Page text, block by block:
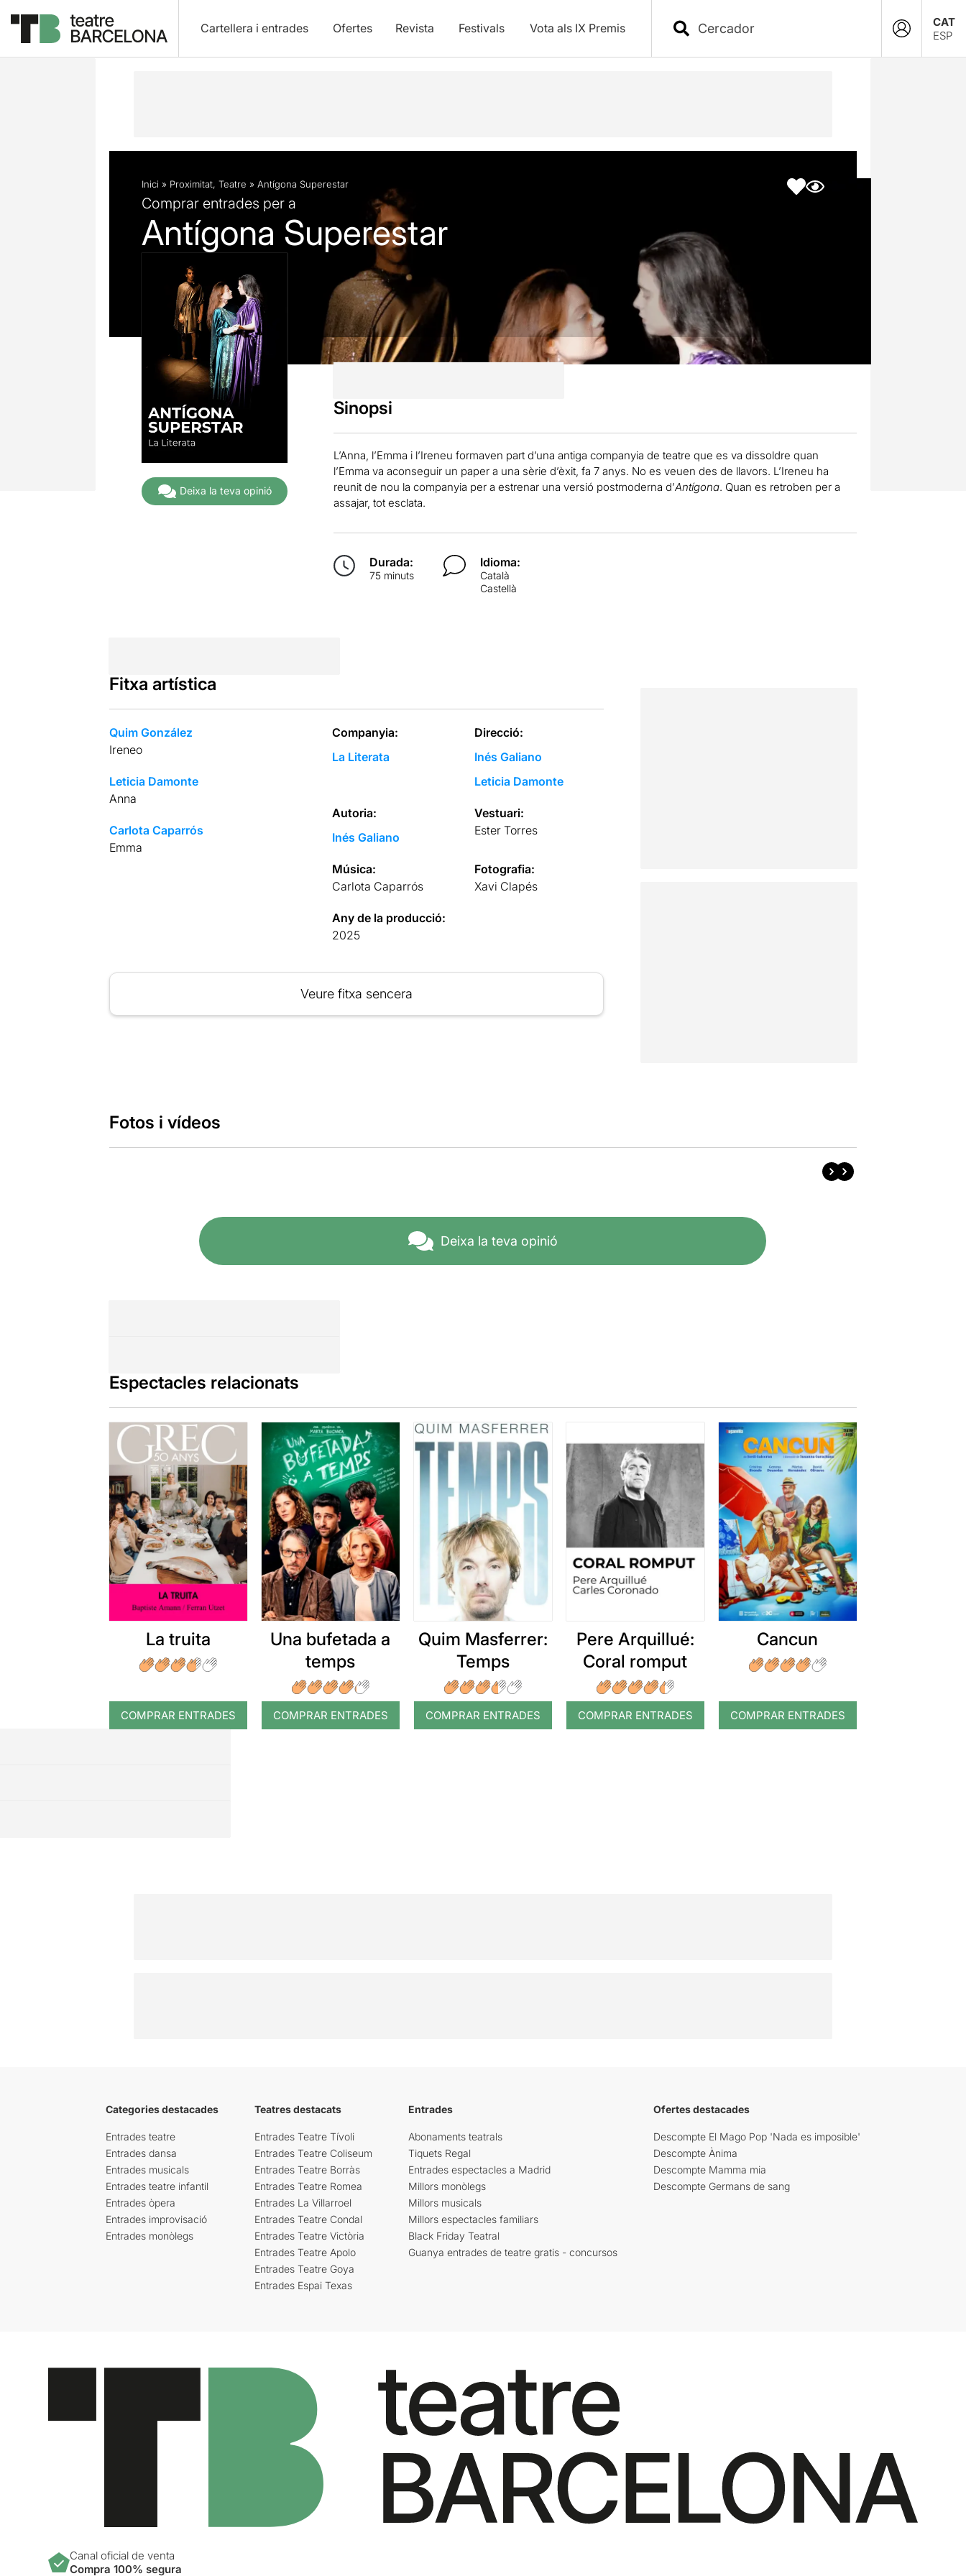
Cartellera i entrades Ofertes Revista Festivals Vota als IX Premis
CAT
ESP
Descripció Fitxa artística Fotos i vídeos
Inici » Proximitat, Teatre » Antígona Superestar
Comprar entrades per a
Antígona Superestar
Deixa la teva opinió
Sinopsi
L’Anna, l’Emma i l’Ireneu formaven part d’una antiga companyia de teatre que es va dissoldre quan
l’Emma va aconseguir un paper a una sèrie d’èxit, fa 7 anys. No es veuen des de llavors. L’Ireneu ha
reunit de nou la companyia per a estrenar una versió postmoderna d’Antígona. Quan es retroben per a
assajar, tot esclata.
Durada:
75 minuts
Idioma:
Català
Castellà
Fitxa artística
Quim González
Ireneo
Leticia Damonte
Anna
Carlota Caparrós
Emma
Companyia:
La Literata
Direcció:
Inés Galiano
Leticia Damonte
Autoria:
Inés Galiano
Vestuari:
Ester Torres
Música:
Carlota Caparrós
Fotografia:
Xavi Clapés
Any de la producció:
2025
Veure fitxa sencera
Fotos i vídeos
Deixa la teva opinió
Espectacles relacionats
La truita
COMPRAR ENTRADES
Una bufetada a
temps
COMPRAR ENTRADES
Quim Masferrer:
Temps
COMPRAR ENTRADES
Pere Arquillué:
Coral romput
COMPRAR ENTRADES
Cancun
COMPRAR ENTRADES
Categories destacades
Entrades teatre
Entrades dansa
Entrades musicals
Entrades teatre infantil
Entrades òpera
Entrades improvisació
Entrades monòlegs
Teatres destacats
Entrades Teatre Tívoli
Entrades Teatre Coliseum
Entrades Teatre Borràs
Entrades Teatre Romea
Entrades La Villarroel
Entrades Teatre Condal
Entrades Teatre Victòria
Entrades Teatre Apolo
Entrades Teatre Goya
Entrades Espai Texas
Entrades
Abonaments teatrals
Tiquets Regal
Entrades espectacles a Madrid
Millors monòlegs
Millors musicals
Millors espectacles familiars
Black Friday Teatral
Guanya entrades de teatre gratis - concursos
Ofertes destacades
Descompte El Mago Pop 'Nada es imposible'
Descompte Ànima
Descompte Mamma mia
Descompte Germans de sang
Canal oficial de venta
Compra 100% segura